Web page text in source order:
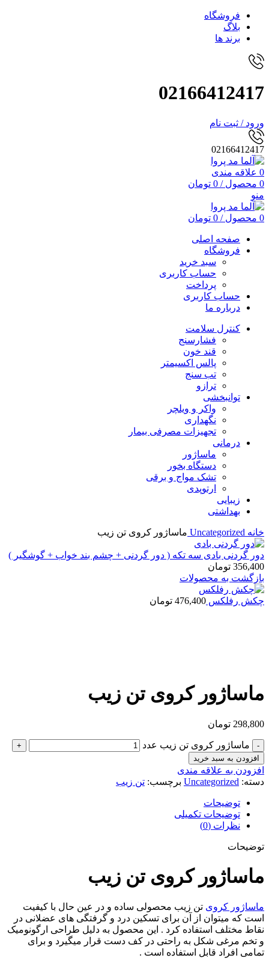
فروشگاه
بلاگ
برند ها
02166412417
ورود / ثبت نام
02166412417
0 علاقه مندی
0 محصول /
0 تومان
منو
0 محصول /
0 تومان
صفحه اصلی
فروشگاه
سبد خرید
حساب کاربری
پرداخت
حساب کاربری
درباره ما
کنترل سلامت
فشارسنج
قند خون
پالس اکسیمتر
تب سنج
ترازو
توانبخشی
واکر و ویلچر
نگهداری
تجهیزات مصرفی بیمار
درمانی
ماساژور
دستگاه بخور
تشک مواج و برقی
ارتوپدی
زیبایی
بهداشتی
خانه Uncategorized ماساژور کروی تن زیب
دور گردنی بادی سه تکه ( دور گردنی + چشم بند خواب + گوشگیر )
356,400 تومان
بازگشت به محصولات
چکش رفلکس 476,400 تومان
ماساژور کروی تن زیب
298,800 تومان
ماساژور کروی تن زیب عدد
افزودن به سبد خرید
افزودن به علاقه مندی
دسته: Uncategorized برچسب: تن زیب
توضیحات
توضیحات تکمیلی
نظرات (0)
توضیحات
ماساژور کروی تن زیب
ماساژور کروی تن زیب محصولی ساده و در عین حال با کیفیت
است که میتوان از آن برای تسکین درد و گرفتگی های عضلانی در
نقاط مختلف استفاده کرد . این محصول به دلیل طراحی ارگونومیک
و تخم مرغی شکل به راحتی در کف دست قرار میگیرد و برای
تمامی افراد قابل استفاده است .